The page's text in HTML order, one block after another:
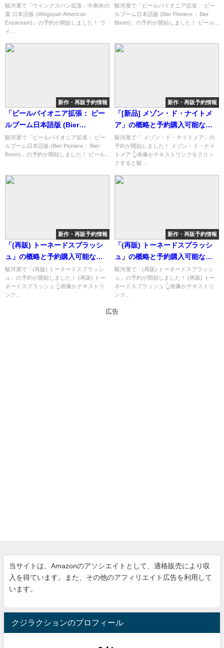
Americas Expansion)」の概略
と予約購入可能なショップ紹
介！
駿河屋で「ウイングスパン拡張：中南米の
翼 日本語版 (Wingspan Americas
Expansion)」の予約が開始しました！ ウ
イ...
Pioniere： Bier Boom)」の概略
と予約購入可能なショップ紹
駿河屋で「ビールパイオニア拡張： ビー
ルブーム日本語版 (Bier Pioniere： Bier
Boom)」の予約が開始しました！ ビール...
新作・再販予約情報
「ビールパイオニア拡張： ビー
ルブーム日本語版 (Bier
Pioniere： Bier Boom)」の概略
と予約購入可能なショップ紹
駿河屋で「ビールパイオニア拡張： ビー
ルブーム日本語版 (Bier Pioniere： Bier
Boom)」の予約が開始しました！ ビール...
新作・再販予約情報
「[新品] メゾン・ド・ナイトメ
ア」の概略と予約購入可能なシ
ョップ紹介！
駿河屋で「 メゾン・ド・ナイトメア」の
予約が開始しました！ メゾン・ド・ナイ
トメア 👆画像かテキストリンクをクリッ
クすると駿...
新作・再販予約情報
「(再販) トーネードスプラッシ
ュ」の概略と予約購入可能なシ
ョップ紹介！
駿河屋で「(再販) トーネードスプラッシ
ュ」の予約が開始しました！ (再販) トー
ネードスプラッシュ 👆画像かテキストリ
ンク...
新作・再販予約情報
「(再販) トーネードスプラッシ
ュ」の概略と予約購入可能なシ
ョップ紹介！
駿河屋で「(再販) トーネードスプラッシ
ュ」の予約が開始しました！ (再販) トー
ネードスプラッシュ 👆画像かテキストリ
ンク...
広告
当サイトは、Amazonのアソシエイトとして、適格販売により収
入を得ています。また、その他のアフィリエイト広告を利用して
います。
クジラクションのプロフィール